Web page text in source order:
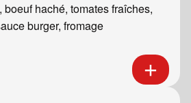
boeuf haché, tomates fraîches,
burger, fromage